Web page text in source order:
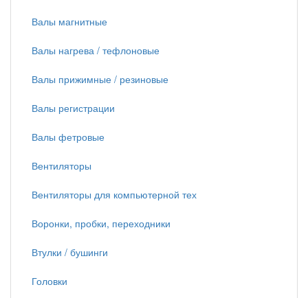
Валы магнитные
Валы нагрева / тефлоновые
Валы прижимные / резиновые
Валы регистрации
Валы фетровые
Вентиляторы
Вентиляторы для компьютерной тех
Воронки, пробки, переходники
Втулки / бушинги
Головки